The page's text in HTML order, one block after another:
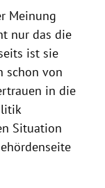
Meinung
nur das die
ist sie
schon von
in die
Situation